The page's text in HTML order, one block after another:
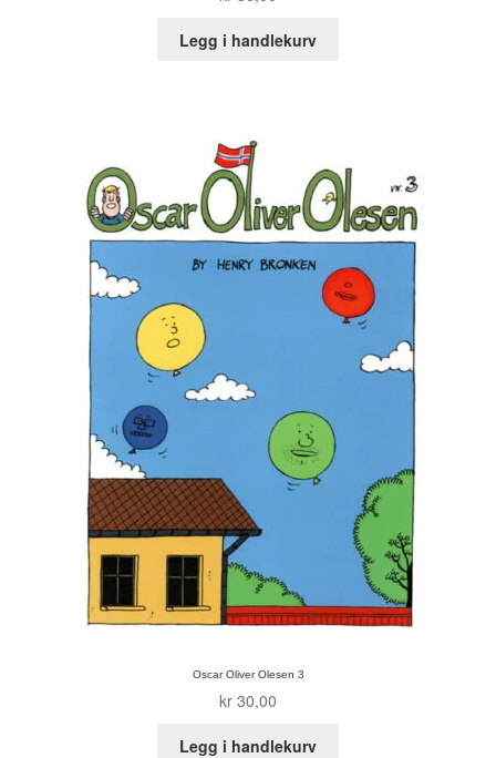
Til kassen
Bekreft din ordre
Ordrebekreftelse
Your Account
Legg i handlekurv
Oscar Oliver Olesen 3
kr 30,00
Legg i handlekurv